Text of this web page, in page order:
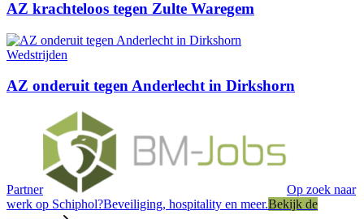
AZ krachteloos tegen Zulte Waregem
Wedstrijden
AZ onderuit tegen Anderlecht in Dirkshorn
Partner
Op zoek naar
werk op Schiphol?Beveiliging, hospitality en meer.Bekijk de